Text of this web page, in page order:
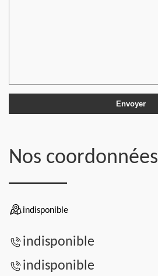
Nos coordonnées
indisponible
indisponible
indisponible